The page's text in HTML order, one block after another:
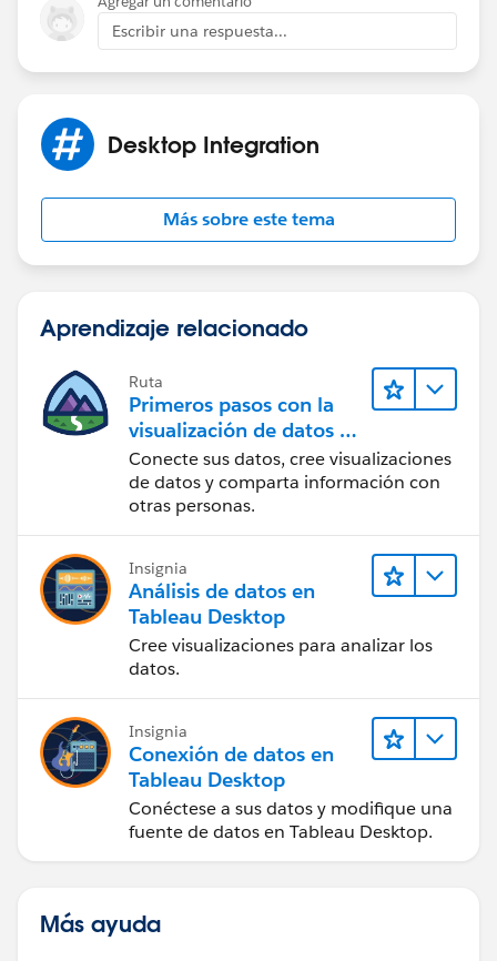
Escribir una respuesta...
Desktop Integration
Más sobre este tema
Aprendizaje relacionado
Ruta
Primeros pasos con la
visualización de datos en
Tableau Desktop
Conecte sus datos, cree visualizaciones
de datos y comparta información con
otras personas.
Insignia
Análisis de datos en
Tableau Desktop
Cree visualizaciones para analizar los
datos.
Insignia
Conexión de datos en
Tableau Desktop
Conéctese a sus datos y modifique una
fuente de datos en Tableau Desktop.
Más ayuda